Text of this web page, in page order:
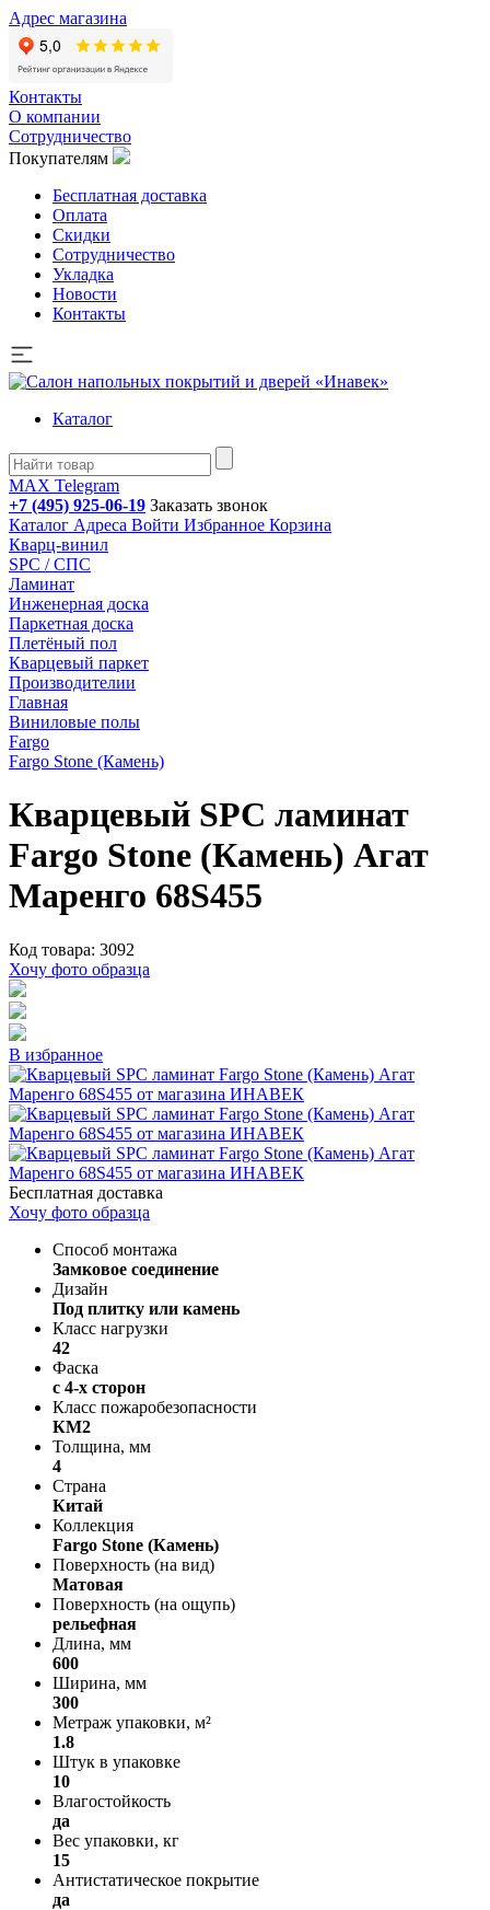
Адрес магазина
Контакты
О компании
Сотрудничество
Покупателям
Бесплатная доставка
Оплата
Скидки
Сотрудничество
Укладка
Новости
Контакты
Каталог
MAX Telegram
+7 (495) 925-06-19 Заказать звонок
Каталог Адреса Войти Избранное Корзина
Кварц-винил
SPC / СПС
Ламинат
Инженерная доска
Паркетная доска
Плетёный пол
Кварцевый паркет
Производителии
Главная
Виниловые полы
Fargo
Fargo Stone (Камень)
Кварцевый SPC ламинат
Fargo Stone (Камень) Агат
Маренго 68S455
Код товара: 3092
Хочу фото образца
В избранное
Бесплатная доставка
Хочу фото образца
Способ монтажа
Замковое соединение
Дизайн
Под плитку или камень
Класс нагрузки
42
Фаска
с 4-х сторон
Класс пожаробезопасности
КМ2
Толщина, мм
4
Страна
Китай
Коллекция
Fargo Stone (Камень)
Поверхность (на вид)
Матовая
Поверхность (на ощупь)
рельефная
Длина, мм
600
Ширина, мм
300
Метраж упаковки, м²
1.8
Штук в упаковке
10
Влагостойкость
да
Вес упаковки, кг
15
Антистатическое покрытие
да